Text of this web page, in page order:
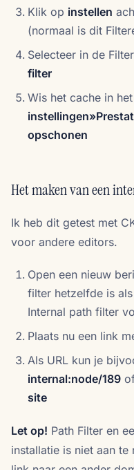
Klik op instellen
(normaal is dit
Selecteer in de
filter
Wis het cache in
opschonen
Het maken van een
Ik heb dit getest met
voor andere editors.
Open een nieuw
filter hetzelfde is
Internal path filter
Plaats nu een link
Als URL kun je
internal:node/189
site
Let op! Path Filter en
installatie is niet aan